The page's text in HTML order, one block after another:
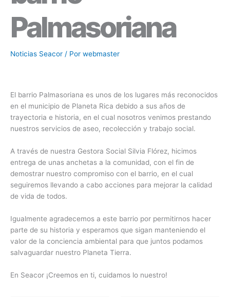
Palmasoriana
Noticias Seacor / Por webmaster
El barrio Palmasoriana es unos de los lugares más reconocidos
en el municipio de Planeta Rica debido a sus años de
trayectoria e historia, en el cual nosotros venimos prestando
nuestros servicios de aseo, recolección y trabajo social.
A través de nuestra Gestora Social Silvia Flórez, hicimos
entrega de unas anchetas a la comunidad, con el fin de
demostrar nuestro compromiso con el barrio, en el cual
seguiremos llevando a cabo acciones para mejorar la calidad
de vida de todos.
Igualmente agradecemos a este barrio por permitirnos hacer
parte de su historia y esperamos que sigan manteniendo el
valor de la conciencia ambiental para que juntos podamos
salvaguardar nuestro Planeta Tierra.
En Seacor ¡Creemos en ti, cuidamos lo nuestro!